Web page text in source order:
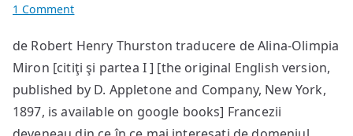
1 Commenton
istorie
a
evoluţiei
maşinii
cu
de Robert Henry Thurston traducere de Alina-Olimpia
Miron [citiţi şi partea I ] [the original English version,
published by D. Appletone and Company, New York,
1897, is available on google books] Francezii